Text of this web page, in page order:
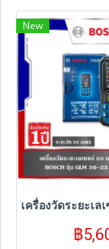
New
เครื่องวัดระยะเล
฿